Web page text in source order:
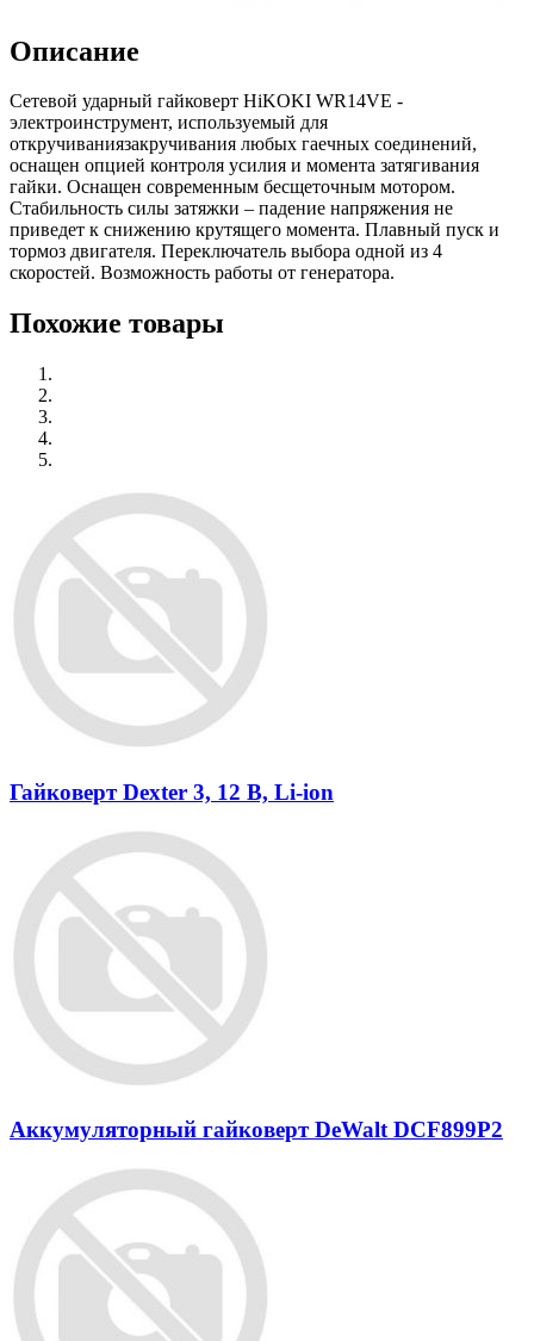
Описание
Сетевой ударный гайковерт HiKOKI WR14VE -
электроинструмент, используемый для
откручиваниязакручивания любых гаечных соединений,
оснащен опцией контроля усилия и момента затягивания
гайки. Оснащен современным бесщеточным мотором.
Стабильность силы затяжки – падение напряжения не
приведет к снижению крутящего момента. Плавный пуск и
тормоз двигателя. Переключатель выбора одной из 4
скоростей. Возможность работы от генератора.
Похожие товары
Гайковерт Dexter 3, 12 В, Li-ion
Аккумуляторный гайковерт DeWalt DCF899P2